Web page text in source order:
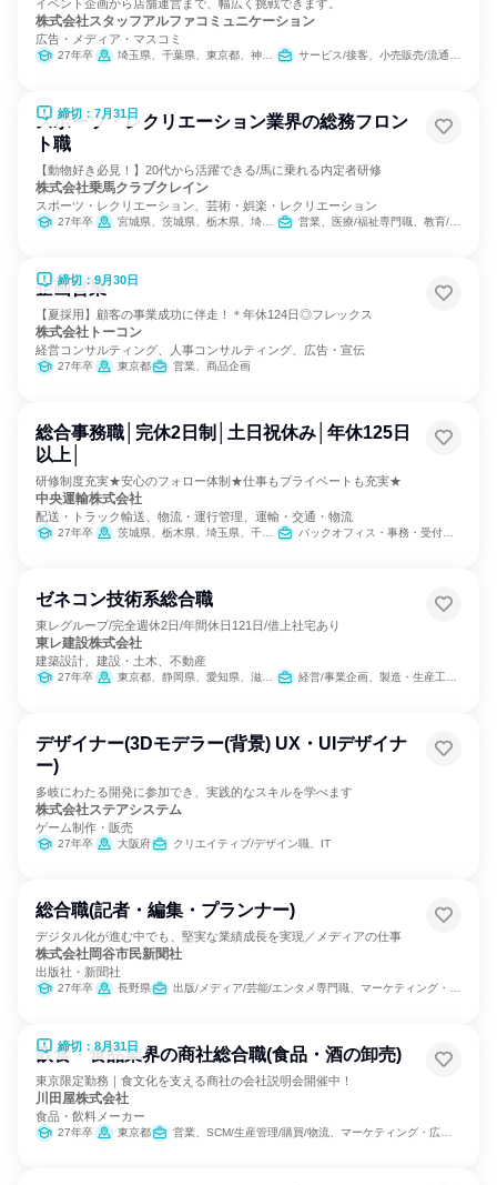
イベント企画から店舗運営まで、幅広く挑戦できます。
株式会社スタッフアルファコミュニケーション
広告・メディア・マスコミ
27年卒 埼玉県、千葉県、東京都、神奈川県 サービス/接客、小売販売/流通、経営/事業企画
締切：7月31日
スポーツ・レクリエーション業界の総務フロン
ト職
【動物好き必見！】20代から活躍できる/馬に乗れる内定者研修
株式会社乗馬クラブクレイン
スポーツ・レクリエーション、芸術・娯楽・レクリエーション
27年卒 宮城県、茨城県、栃木県、埼玉県、千葉県、東京都、神奈川県、石川県、岐阜県、三重県、大阪府、兵庫県、奈良県、岡山県、広島県、山口県、福岡県、大分県 営業、医療/福祉専門職、教育/保育専門職、小売販売/流通、バックオフィス・事務・受付、総務
締切：9月30日
企画営業
【夏採用】顧客の事業成功に伴走！＊年休124日◎フレックス
株式会社トーコン
経営コンサルティング、人事コンサルティング、広告・宣伝
27年卒 東京都 営業、商品企画
総合事務職│完休2日制│土日祝休み│年休125日
以上│
研修制度充実★安心のフォロー体制★仕事もプライベートも充実★
中央運輸株式会社
配送・トラック輸送、物流・運行管理、運輸・交通・物流
27年卒 茨城県、栃木県、埼玉県、千葉県、東京都、神奈川県 バックオフィス・事務・受付、医療/福祉専門職、経理/税務/財務、人事、総務
ゼネコン技術系総合職
東レグループ/完全週休2日/年間休日121日/借上社宅あり
東レ建設株式会社
建築設計、建設・土木、不動産
27年卒 東京都、静岡県、愛知県、滋賀県、大阪府 経営/事業企画、製造・生産工程、建築/土木/プラント専門職
デザイナー(3Dモデラー(背景) UX・UIデザイナ
ー)
多岐にわたる開発に参加でき、実践的なスキルを学べます
株式会社ステアシステム
ゲーム制作・販売
27年卒 大阪府 クリエイティブ/デザイン職、IT
総合職(記者・編集・プランナー)
デジタル化が進む中でも、堅実な業績成長を実現／メディアの仕事
株式会社岡谷市民新聞社
出版社・新聞社
27年卒 長野県 出版/メディア/芸能/エンタメ専門職、マーケティング・広告・宣伝、クリエイティブ/デザイン職
締切：8月31日
飲食・食品業界の商社総合職(食品・酒の卸売)
東京限定勤務｜食文化を支える商社の会社説明会開催中！
川田屋株式会社
食品・飲料メーカー
27年卒 東京都 営業、SCM/生産管理/購買/物流、マーケティング・広告・宣伝